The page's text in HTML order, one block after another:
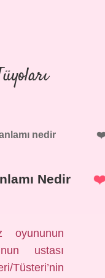
nedir
Nedir
oyununun
ustası